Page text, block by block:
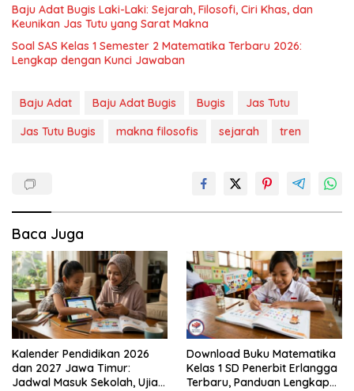
Baju Adat Bugis Laki-Laki: Sejarah, Filosofi, Ciri Khas, dan
Keunikan Jas Tutu yang Sarat Makna
Soal SAS Kelas 1 Semester 2 Matematika Terbaru 2026:
Lengkap dengan Kunci Jawaban
Baju Adat Baju Adat Bugis Bugis
Jas Tutu
Jas Tutu Bugis
makna filosofis sejarah tren
Baca Juga
Kalender Pendidikan 2026
dan 2027 Jawa Timur:
Jadwal Masuk Sekolah, Ujian,
Download Buku Matematika
Kelas 1 SD Penerbit Erlangga
Terbaru, Panduan Lengkap